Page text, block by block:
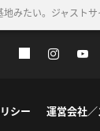
みたい。ジャスト
シー 運営会社